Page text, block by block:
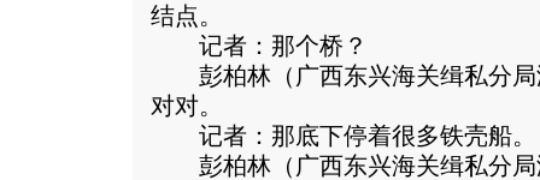
结点。
记者：那个桥？
彭柏林（广西东兴海关缉私分局
对对。
记者：那底下停着很多铁壳船。
彭柏林（广西东兴海关缉私分局